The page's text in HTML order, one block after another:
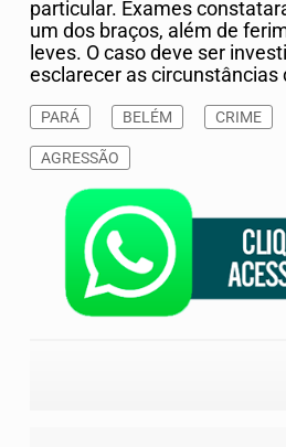
particular. Exames
um dos braços, além de
leves. O caso deve ser
esclarecer as circunstâncias
PARÁ BELÉM CRIME
AGRESSÃO